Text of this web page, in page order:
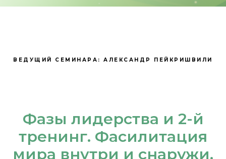
ВЕДУЩИЙ СЕМИНАРА: АЛЕКСАНДР ПЕЙКРИШВИЛИ
Фазы лидерства и 2-й
тренинг. Фасилитация
мира внутри и снаружи.